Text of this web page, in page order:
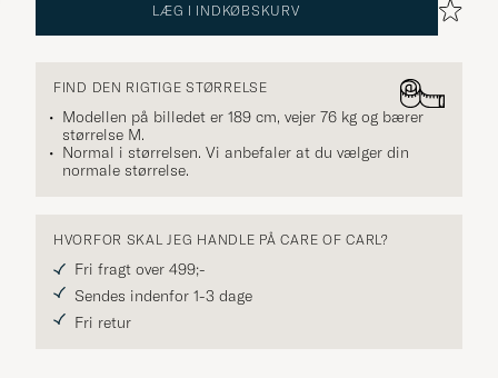
LÆG I INDKØBSKURV
FIND DEN RIGTIGE STØRRELSE
Modellen på billedet er 189 cm, vejer 76 kg og bærer
størrelse M.
Normal i størrelsen. Vi anbefaler at du vælger din
normale størrelse.
HVORFOR SKAL JEG HANDLE PÅ CARE OF CARL?
Fri fragt over 499;-
Sendes indenfor 1-3 dage
Fri retur